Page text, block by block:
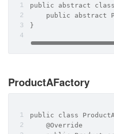
public abstract
public abstract
}
ProductAFactory
public class
    @Override